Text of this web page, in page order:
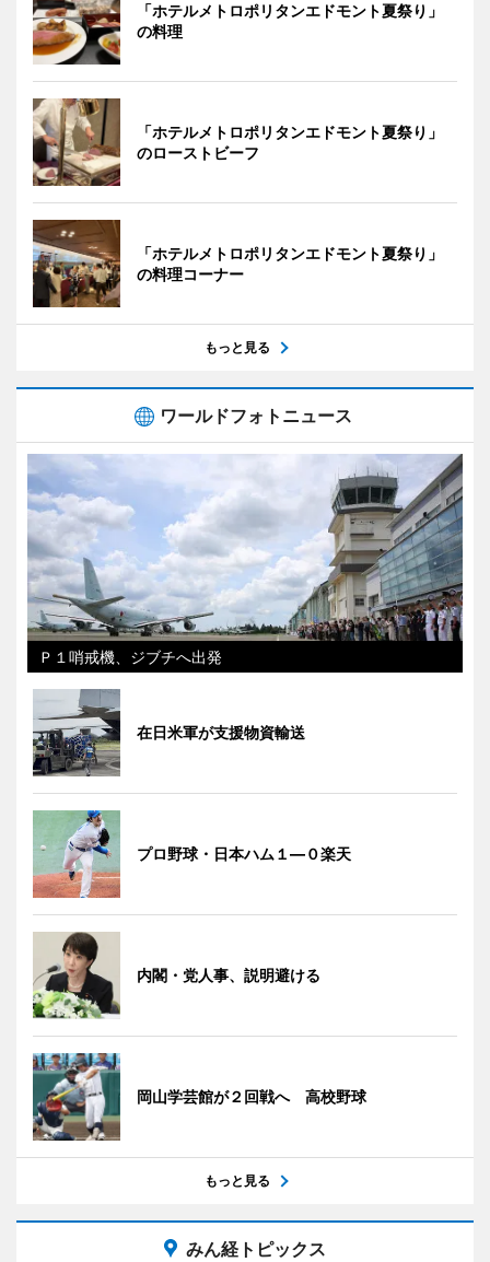
「ホテルメトロポリタンエドモント夏祭り」
の料理
「ホテルメトロポリタンエドモント夏祭り」
のローストビーフ
「ホテルメトロポリタンエドモント夏祭り」
の料理コーナー
もっと見る
ワールドフォトニュース
Ｐ１哨戒機、ジブチへ出発
在日米軍が支援物資輸送
プロ野球・日本ハム１―０楽天
内閣・党人事、説明避ける
岡山学芸館が２回戦へ 高校野球
もっと見る
みん経トピックス